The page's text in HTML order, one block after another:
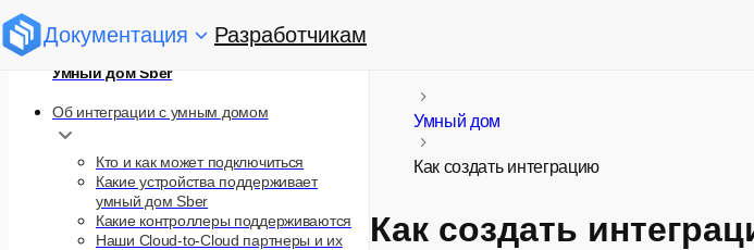
Документация Разработчикам
Умный дом Sber
Об интеграции с умным домом
Кто и как может подключиться
Какие устройства поддерживает
умный дом Sber
Какие контроллеры поддерживаются
Наши Cloud-to-Cloud партнеры и их
Умный дом
Как создать интеграцию
Как создать